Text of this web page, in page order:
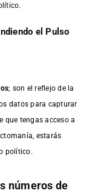
el Pulso
; son el reflejo de la
datos para capturar
que tengas acceso a
estarás
político.
números de